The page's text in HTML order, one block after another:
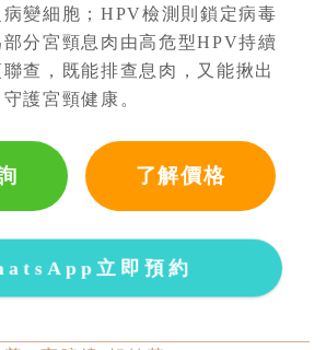
病變細胞；HPV檢測則鎖定病毒
分宮頸息肉由高危型HPV持續
查，既能排查息肉，又能揪出
護宮頸健康。
了解價格
立即預約